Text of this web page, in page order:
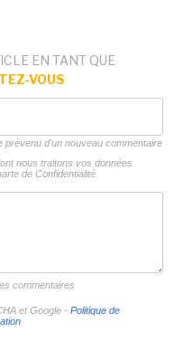
EN TANT QUE
VOUS
prévenu d'un nouveau commentaire
nous traitons vos données
de Confidentialité.
commentaires
et Google - Politique de